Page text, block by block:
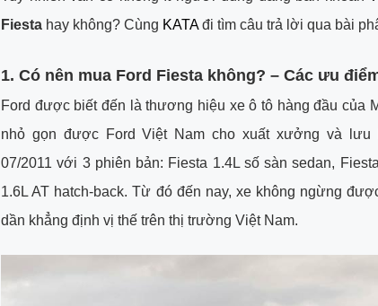
Fiesta hay không? Cùng KATAđi tìm câu trả lời qua bài
1. Có nên mua Ford Fiesta không? – Các ưu
Ford được biết đến là thương hiệu xe ô tô hàng đầu của
nhỏ gọn được Ford Việt Nam cho xuất xưởng và lưu
07/2011 với 3 phiên bản: Fiesta 1.4L số sàn sedan,
1.6L AT hatch-back. Từ đó đến nay, xe không ngừng
dần khẳng định vị thế trên thị trường Việt Nam.